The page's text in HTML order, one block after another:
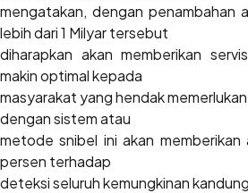
mengatakan, dengan penambahan
lebih dari 1 Milyar tersebut
diharapkan akan memberikan
makin optimal kepada
masyarakat yang hendak
dengan sistem atau
metode snibel ini akan memberikan
persen terhadap
deteksi seluruh kemungkinan